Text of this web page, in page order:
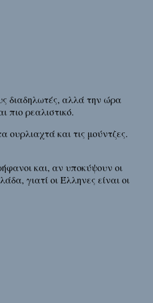
διαδηλωτές, αλλά την ώρα
πιο ρεαλιστικό.
ουρλιαχτά και τις μούντζες.
και, αν υποκύψουν οι
γιατί οι Έλληνες είναι οι